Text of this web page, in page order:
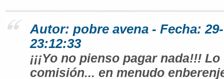
Autor: pobre avena - Fecha:
23:12:33
¡¡¡Yo no pienso pagar nada!!!
comisión... en menudo